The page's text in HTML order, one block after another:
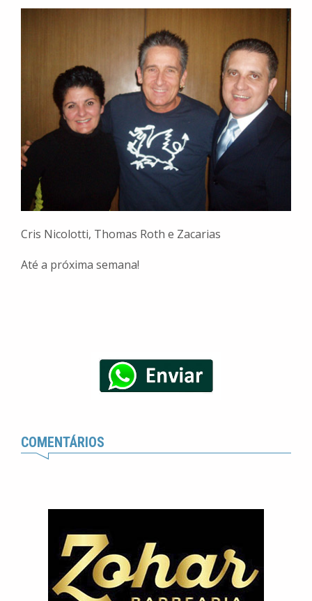
Cris Nicolotti, Thomas Roth e Zacarias
Até a próxima semana!
COMENTÁRIOS